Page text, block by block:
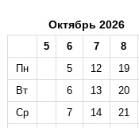
Октябрь 2026
5 6 7
8
Пн
5 12
19
Вт
6 13
20
Ср
7 14
21